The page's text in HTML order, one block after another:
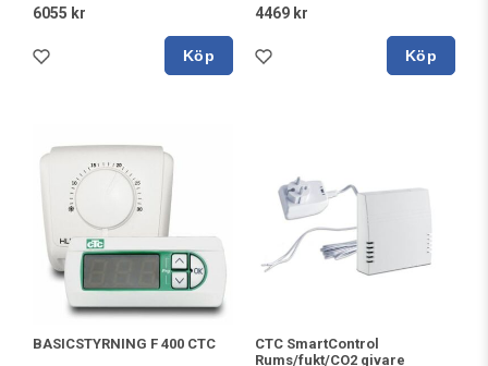
6055 kr
Köp
4469 kr
Köp
BASICSTYRNING F 400 CTC
CTC SmartControl
Rums/fukt/CO2 givare